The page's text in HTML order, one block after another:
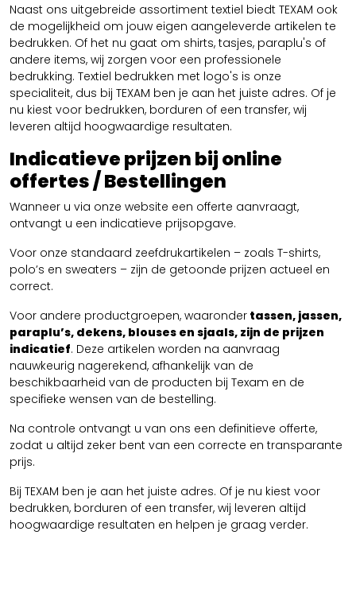
Naast ons uitgebreide assortiment textiel biedt TEXAM ook
de mogelijkheid om jouw eigen aangeleverde artikelen te
bedrukken. Of het nu gaat om shirts, tasjes, paraplu's of
andere items, wij zorgen voor een professionele
bedrukking. Textiel bedrukken met logo's is onze
specialiteit, dus bij TEXAM ben je aan het juiste adres. Of je
nu kiest voor bedrukken, borduren of een transfer, wij
leveren altijd hoogwaardige resultaten.
Indicatieve prijzen bij online
offertes / Bestellingen
Wanneer u via onze website een offerte aanvraagt,
ontvangt u een indicatieve prijsopgave.
Voor onze standaard zeefdrukartikelen – zoals T-shirts,
polo’s en sweaters – zijn de getoonde prijzen actueel en
correct.
Voor andere productgroepen, waaronder tassen, jassen,
paraplu’s, dekens, blouses en sjaals, zijn de prijzen
indicatief. Deze artikelen worden na aanvraag
nauwkeurig nagerekend, afhankelijk van de
beschikbaarheid van de producten bij Texam en de
specifieke wensen van de bestelling.
Na controle ontvangt u van ons een definitieve offerte,
zodat u altijd zeker bent van een correcte en transparante
prijs.
Bij TEXAM ben je aan het juiste adres. Of je nu kiest voor
bedrukken, borduren of een transfer, wij leveren altijd
hoogwaardige resultaten en helpen je graag verder.